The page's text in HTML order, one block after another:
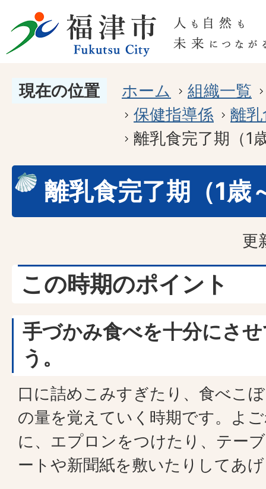
現在の位置 ホーム
組織一覧
保健指導係
離
離乳食完了期（1
離乳食完了期（1歳
更
この時期のポイント
手づかみ食べを十分にさ
う。
口に詰めこみすぎたり、食べこ
の量を覚えていく時期です。よ
に、エプロンをつけたり、テー
ートや新聞紙を敷いたりしてあ